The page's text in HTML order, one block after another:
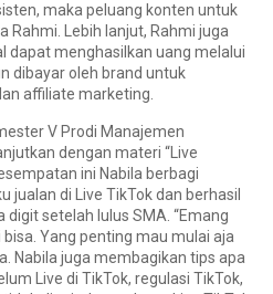
maka peluang konten untuk
Rahmi. Lebih lanjut, Rahmi juga
dapat menghasilkan uang melalui
dibayar oleh brand untuk
affiliate marketing.
V Prodi Manajemen
dengan materi “Live
ini Nabila berbagi
jualan di Live TikTok dan berhasil
setelah lulus SMA. “Emang
Yang penting mau mulai aja
Nabila juga membagikan tips apa
Live di TikTok, regulasi TikTok,